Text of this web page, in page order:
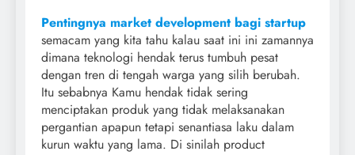
Pentingnya market development bagi startup
semacam yang kita tahu kalau saat ini ini zamannya
dimana teknologi hendak terus tumbuh pesat
dengan tren di tengah warga yang silih berubah.
Itu sebabnya Kamu hendak tidak sering
menciptakan produk yang tidak melaksanakan
pergantian apapun tetapi senantiasa laku dalam
kurun waktu yang lama. Di sinilah product